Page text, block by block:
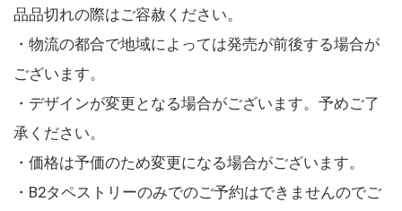
品品切れの際はご容赦ください。
・物流の都合で地域によっては発売が前後する場合が
ございます。
・デザインが変更となる場合がございます。予めご了
承ください。
・価格は予価のため変更になる場合がございます。
・B2タペストリーのみでのご予約はできませんのでご